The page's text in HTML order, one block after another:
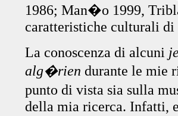
1986; Man�o 1999,
caratteristiche culturali di
La conoscenza di alcuni
alg�rien durante le mie
punto di vista sia sulla
della mia ricerca. Infatti,